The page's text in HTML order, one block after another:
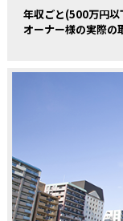
年収ごと(500万円
オーナー様の実際の